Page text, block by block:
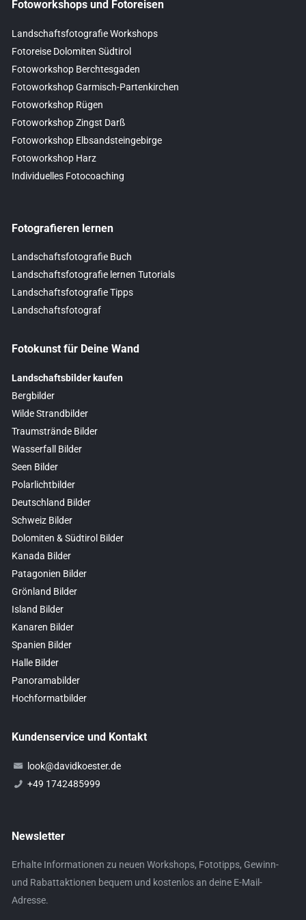
Fotoworkshops und Fotoreisen
Landschaftsfotografie Workshops
Fotoreise Dolomiten Südtirol
Fotoworkshop Berchtesgaden
Fotoworkshop Garmisch-Partenkirchen
Fotoworkshop Rügen
Fotoworkshop Zingst Darß
Fotoworkshop Elbsandsteingebirge
Fotoworkshop Harz
Individuelles Fotocoaching
Fotografieren lernen
Landschaftsfotografie Buch
Landschaftsfotografie lernen Tutorials
Landschaftsfotografie Tipps
Landschaftsfotograf
Fotokunst für Deine Wand
Landschaftsbilder kaufen
Bergbilder
Wilde Strandbilder
Traumstrände Bilder
Wasserfall Bilder
Seen Bilder
Polarlichtbilder
Deutschland Bilder
Schweiz Bilder
Dolomiten & Südtirol Bilder
Kanada Bilder
Patagonien Bilder
Grönland Bilder
Island Bilder
Kanaren Bilder
Spanien Bilder
Halle Bilder
Panoramabilder
Hochformatbilder
Kundenservice und Kontakt
look@davidkoester.de
+49 1742485999
Newsletter
Erhalte Informationen zu neuen Workshops, Fototipps, Gewinn-
und Rabattaktionen bequem und kostenlos an deine E-Mail-
Adresse.